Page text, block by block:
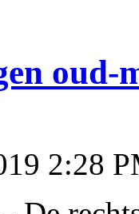
2:28